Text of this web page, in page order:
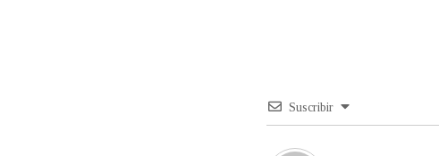
Suscribir